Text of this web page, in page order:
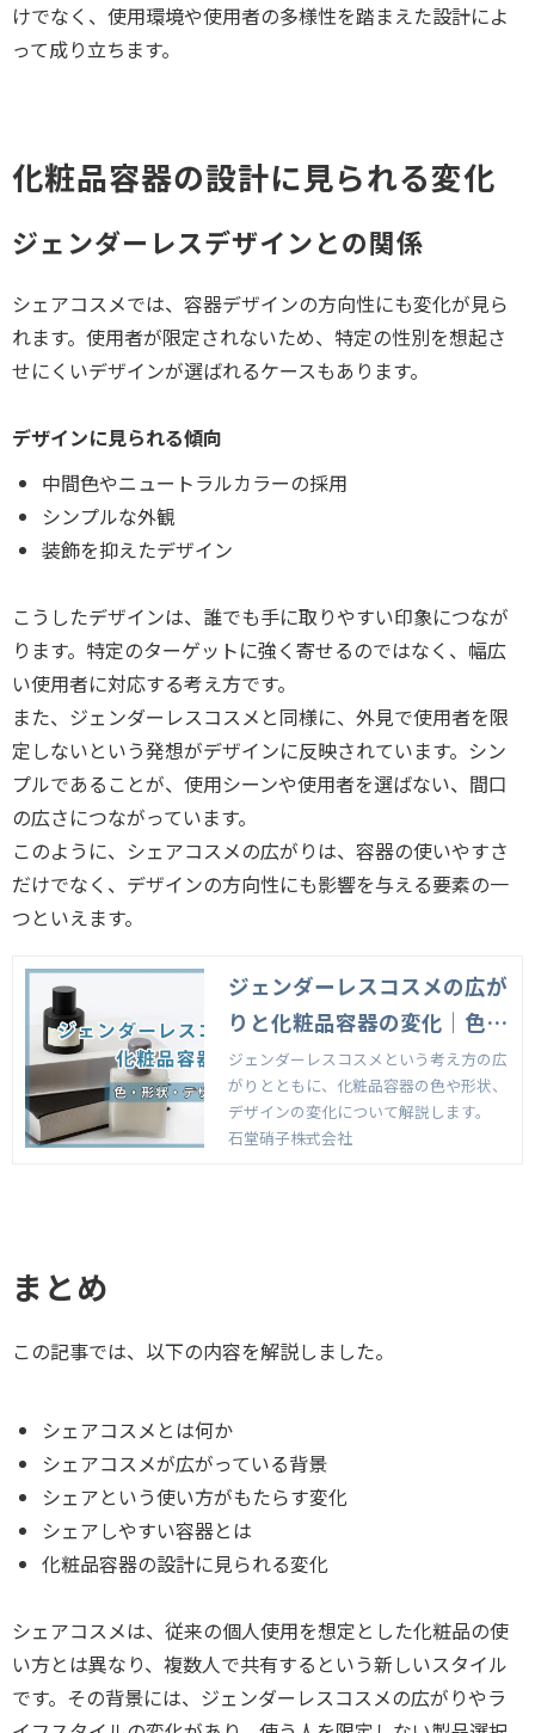
けでなく、使用環境や使用者の多様性を踏まえた設計によ
って成り立ちます。
化粧品容器の設計に見られる変化
ジェンダーレスデザインとの関係
シェアコスメでは、容器デザインの方向性にも変化が見ら
れます。使用者が限定されないため、特定の性別を想起さ
せにくいデザインが選ばれるケースもあります。
デザインに見られる傾向
中間色やニュートラルカラーの採用
シンプルな外観
装飾を抑えたデザイン
こうしたデザインは、誰でも手に取りやすい印象につなが
ります。特定のターゲットに強く寄せるのではなく、幅広
い使用者に対応する考え方です。
また、ジェンダーレスコスメと同様に、外見で使用者を限
定しないという発想がデザインに反映されています。シン
プルであることが、使用シーンや使用者を選ばない、間口
の広さにつながっています。
このように、シェアコスメの広がりは、容器の使いやすさ
だけでなく、デザインの方向性にも影響を与える要素の一
つといえます。
ジェンダーレスコスメの広が
りと化粧品容器の変化｜色・
形状・デザインの傾向
ジェンダーレスコスメという考え方の広
がりとともに、化粧品容器の色や形状、
デザインの変化について解説します。
石堂硝子株式会社
まとめ
この記事では、以下の内容を解説しました。
シェアコスメとは何か
シェアコスメが広がっている背景
シェアという使い方がもたらす変化
シェアしやすい容器とは
化粧品容器の設計に見られる変化
シェアコスメは、従来の個人使用を想定とした化粧品の使
い方とは異なり、複数人で共有するという新しいスタイル
です。その背景には、ジェンダーレスコスメの広がりやラ